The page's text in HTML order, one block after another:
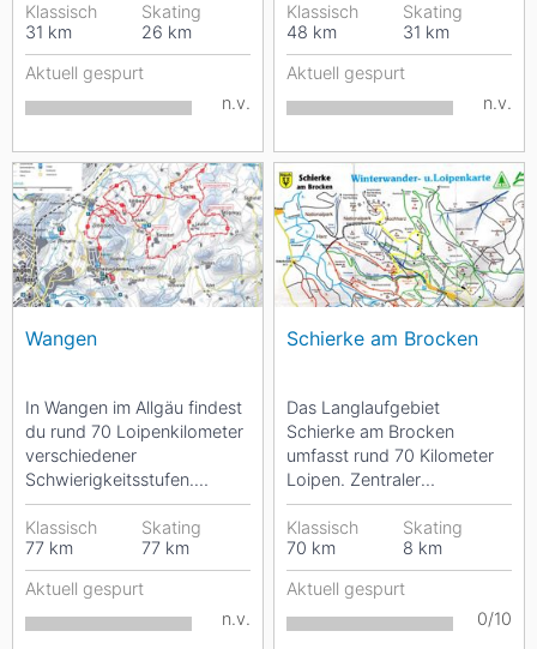
die Region zu bieten....
Klassisch
31 km
Skating
26 km
Aktuell gespurt
n.v.
gespurte Loipen sowie...
Klassisch
48 km
Skating
31 km
Aktuell gespurt
n.v.
Wangen
In Wangen im Allgäu findest
du rund 70 Loipenkilometer
verschiedener
Schwierigkeitsstufen.
Sämtliche Strecken sind
sowohl für klassisches...
Klassisch
77 km
Skating
77 km
Aktuell gespurt
n.v.
Schierke am Brocken
Das Langlaufgebiet
Schierke am Brocken
umfasst rund 70 Kilometer
Loipen. Zentraler
Ausgangspunkt ist das
Parkhaus „Am
Winterbergtor“ auf 600...
Klassisch
70 km
Skating
8 km
Aktuell gespurt
0/10